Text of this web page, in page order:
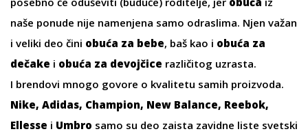
naše ponude nije namenjena samo odraslima. Njen važan
i veliki deo čini obuća za bebe, baš kao i obuća za
dečake i obuća za devojčice različitog uzrasta.
I brendovi mnogo govore o kvalitetu samih proizvoda.
Nike, Adidas, Champion, New Balance, Reebok,
Ellesse i Umbro samo su deo zaista zavidne liste svetski